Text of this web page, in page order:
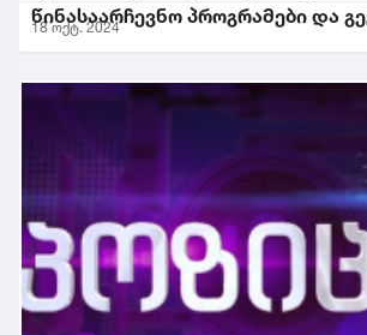
წინასაარჩევნო პროგრამები და
18 ოქტ. 2024